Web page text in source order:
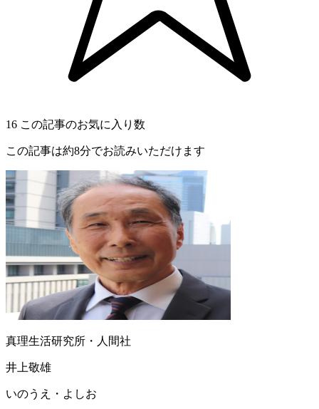
16 この記事のお気に入り数
この記事は約8分でお読みいただけます
真理生活研究所・人間社
井上敬雄
いのうえ・よしお